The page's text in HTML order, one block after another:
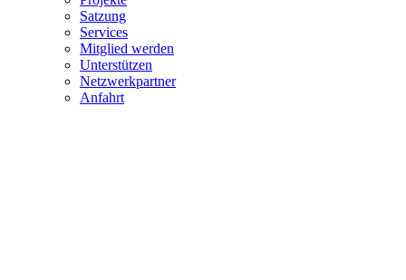
Satzung
Services
Mitglied werden
Unterstützen
Netzwerkpartner
Anfahrt